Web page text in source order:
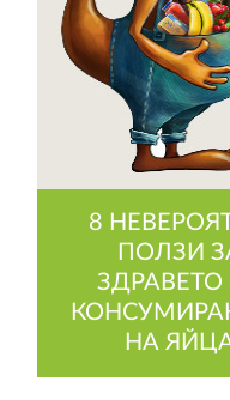
8
ПОЛЗИ
ЗДРАВЕТО
НА